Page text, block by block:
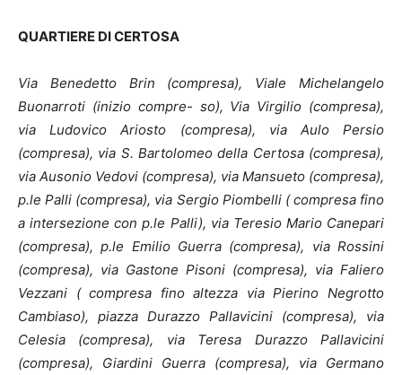
QUARTIERE DI CERTOSA
Via Benedetto Brin (compresa), Viale Michelangelo
Buonarroti (inizio compre- so), Via Virgilio (compresa),
via Ludovico Ariosto (compresa), via Aulo Persio
(compresa), via S. Bartolomeo della Certosa (compresa),
via Ausonio Vedovi (compresa), via Mansueto (compresa),
p.le Palli (compresa), via Sergio Piombelli ( compresa fino
a intersezione con p.le Palli), via Teresio Mario Canepari
(compresa), p.le Emilio Guerra (compresa), via Rossini
(compresa), via Gastone Pisoni (compresa), via Faliero
Vezzani ( compresa fino altezza via Pierino Negrotto
Cambiaso), piazza Durazzo Pallavicini (compresa), via
Celesia (compresa), via Teresa Durazzo Pallavicini
(compresa), Giardini Guerra (compresa), via Germano